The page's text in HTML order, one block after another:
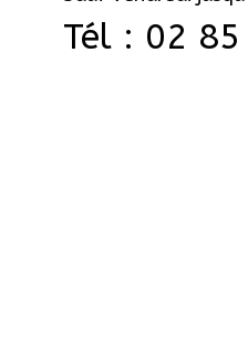
Tél : 02